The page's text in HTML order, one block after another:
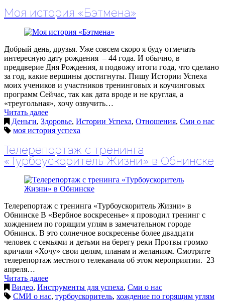
Моя история «Бэтмена»
Добрый день, друзья. Уже совсем скоро я буду отмечать
интересную дату рождения – 44 года. И обычно, в
преддверие Дня Рождения, я подвожу итоги года, что сделано
за год, какие вершины достигнуты. Пишу Истории Успеха
моих учеников и участников тренинговых и коучинговых
программ Сейчас, так как дата вроде и не круглая, а
«треугольная», хочу озвучить…
Читать далее
Деньги, Здоровье, Истории Успеха, Отношения, Сми о нас
моя история успеха
Телерепортаж с тренинга
«Турбоускоритель Жизни» в Обнинске
Телерепортаж с тренинга «Турбоускоритель Жизни» в
Обнинске В «Вербное воскресенье» я проводил тренинг с
хождением по горящим углям в замечательном городе
Обнинск. В это солнечное воскресенье более двадцати
человек с семьями и детьми на берегу реки Протвы громко
кричали «Хочу» свои целям, планам и желаниям. Смотрите
телерепортаж местного телеканала об этом мероприятии. 23
апреля…
Читать далее
Видео, Инструменты для успеха, Сми о нас
СМИ о нас, турбоускоритель, хождение по горящим углям